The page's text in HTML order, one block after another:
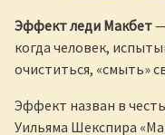
Эффект леди Макбет
когда человек,
очиститься, «смыть»
Эффект назван в
Уильяма Шекспира